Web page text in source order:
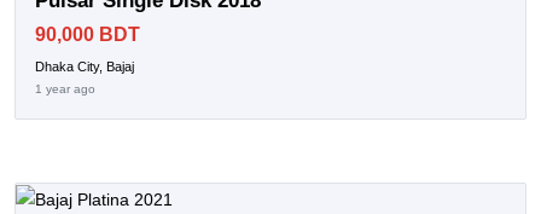
90,000 BDT
Dhaka City, Bajaj
1 year ago